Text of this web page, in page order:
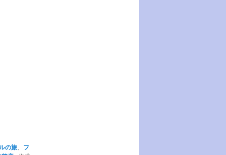
の旅、 フ